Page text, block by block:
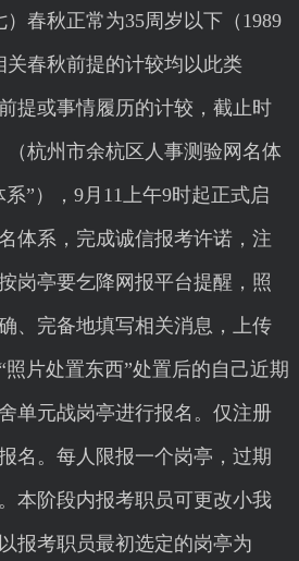
）春秋正常为35周岁以下（1989
关春秋前提的计较均以此类
提或事情履历的计较，截止时
（杭州市余杭区人事测验网名体
”），9月11上午9时起正式启
体系，完成诚信报考许诺，注
岗亭要乞降网报平台提醒，照
、完备地填写相关消息，上传
片处置东西”处置后的自己近期
单元战岗亭进行报名。仅注册
名。每人限报一个岗亭，过期
本阶段内报考职员可更改小我
报考职员最初选定的岗亭为